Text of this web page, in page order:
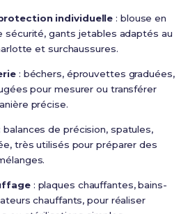
individuelle : blouse en
sécurité, gants jetables adaptés au
et surchaussures.
: béchers, éprouvettes graduées,
pour mesurer ou transférer
précise.
balances de précision, spatules,
très utilisés pour préparer des
: plaques chauffantes, bains-
chauffants, pour réaliser